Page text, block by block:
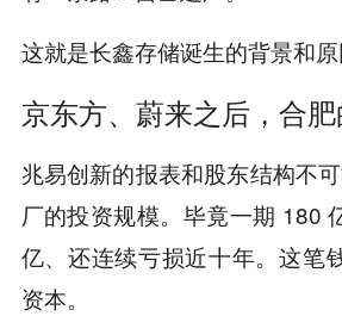
这就是长鑫存储诞生的背景和原
京东方、蔚来之后，合
兆易创新的报表和股东结构不
厂的投资规模。毕竟一期 180
亿、还连续亏损近十年。这笔
资本。